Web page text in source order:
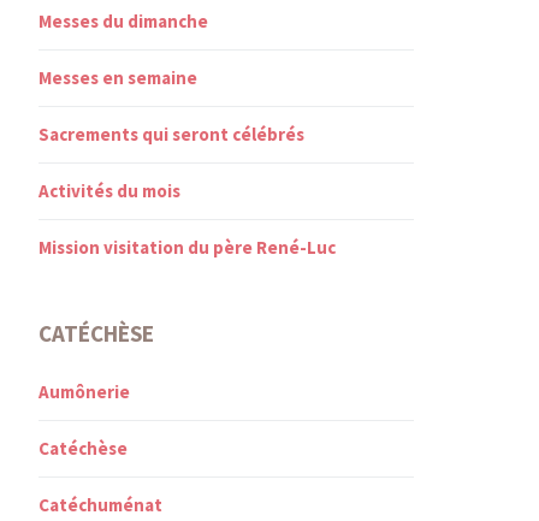
Messes du dimanche
Messes en semaine
Sacrements qui seront célébrés
Activités du mois
Mission visitation du père René-Luc
CATÉCHÈSE
Aumônerie
Catéchèse
Catéchuménat